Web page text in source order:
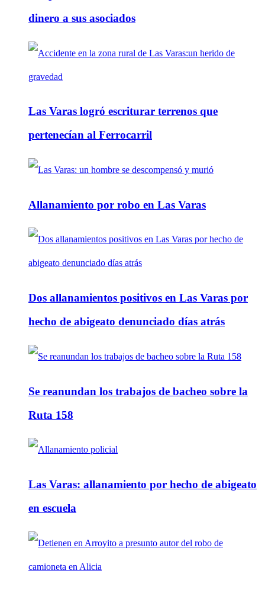
dinero a sus asociados
Las Varas logró escriturar terrenos que
pertenecían al Ferrocarril
Allanamiento por robo en Las Varas
Dos allanamientos positivos en Las Varas por
hecho de abigeato denunciado días atrás
Se reanundan los trabajos de bacheo sobre la
Ruta 158
Las Varas: allanamiento por hecho de abigeato
en escuela